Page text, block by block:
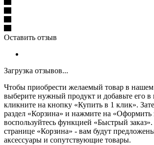
Оставить отзыв
Загрузка отзывов...
Чтобы приобрести желаемый товар в нашем
выберите нужный продукт и добавьте его в
кликните на кнопку «Купить в 1 клик».
раздел «Корзина» и нажмите на «Оформить
воспользуйтесь функцией «Быстрый
странице «Корзина» - вам будут
аксессуары и сопутствующие товары.